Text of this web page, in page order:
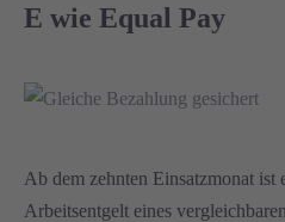
E wie Equal Pay
Ab dem zehnten Einsatzmonat ist
Arbeitsentgelt eines